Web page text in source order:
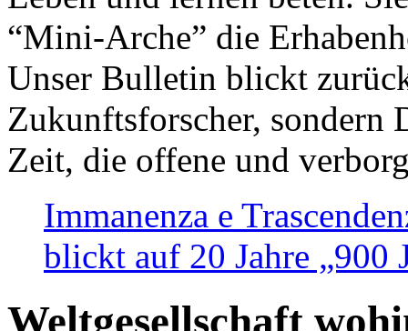
“Mini-Arche” die
Unser Bulletin blickt
Zukunftsforscher, sondern
Zeit, die offene und
Immanenza e
blickt auf 20 Jahre „900
Weltgesellschaft